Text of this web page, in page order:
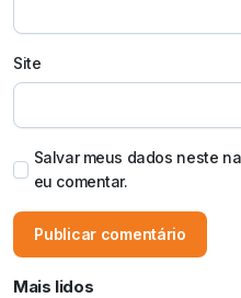
Site
Salvar meus dados neste
eu comentar.
Mais lidos